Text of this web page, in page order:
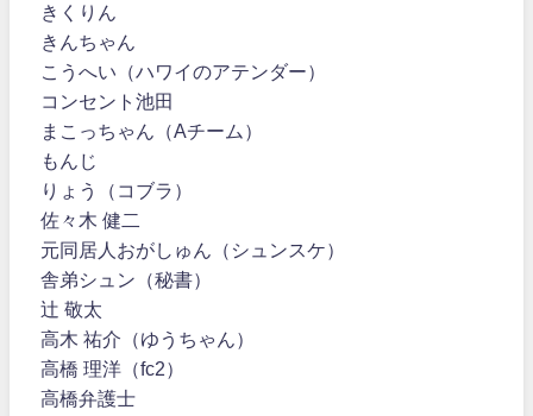
きくりん
きんちゃん
こうへい（ハワイのアテンダー）
コンセント池田
まこっちゃん（Aチーム）
もんじ
りょう（コブラ）
佐々木 健二
元同居人おがしゅん（シュンスケ）
舎弟シュン（秘書）
辻 敬太
高木 祐介（ゆうちゃん）
高橋 理洋（fc2）
高橋弁護士